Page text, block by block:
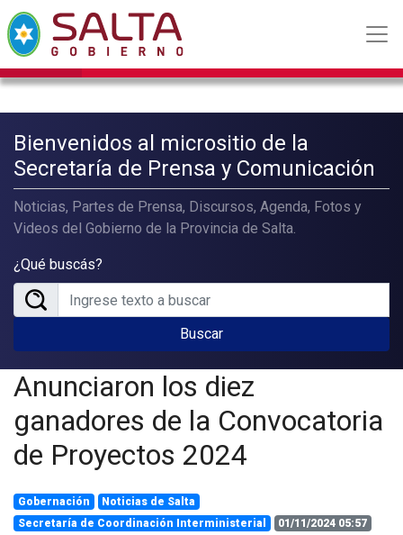
Bienvenidos al micrositio de la
Secretaría de Prensa y Comunicación
Noticias, Partes de Prensa, Discursos, Agenda, Fotos y
Videos del Gobierno de la Provincia de Salta.
¿Qué buscás?
Buscar
Anunciaron los diez
ganadores de la Convocatoria
de Proyectos 2024
Gobernación
Noticias de Salta
Secretaría de Coordinación Interministerial
01/11/2024 05:57